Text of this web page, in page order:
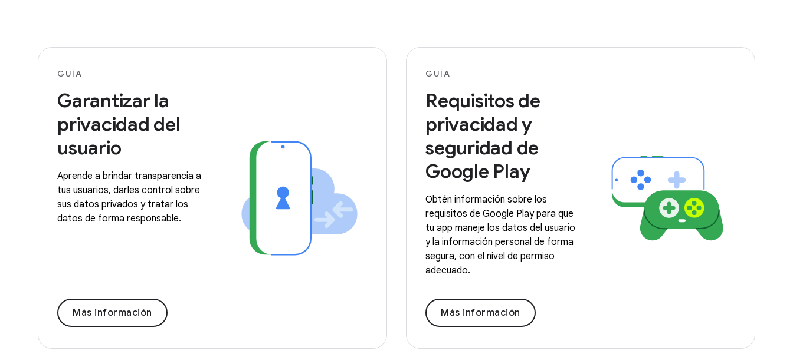
GUÍA
Garantizar la
privacidad del
usuario
Aprende a brindar transparencia a
tus usuarios, darles control sobre
sus datos privados y tratar los
datos de forma responsable.
Más información
GUÍA
Requisitos de
privacidad y
seguridad de
Google Play
Obtén información sobre los
requisitos de Google Play para que
tu app maneje los datos del usuario
y la información personal de forma
segura, con el nivel de permiso
adecuado.
Más información